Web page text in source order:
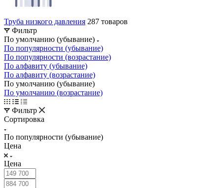
Труба низкого давления 287 товаров
Фильтр
По умолчанию (убывание)
По популярности (убывание)
По популярности (возрастание)
По алфавиту (убывание)
По алфавиту (возрастание)
По умолчанию (убывание)
По умолчанию (возрастание)
Фильтр
Сортировка
По популярности (убывание)
Цена
Цена